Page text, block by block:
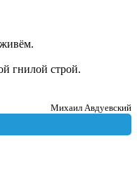
гнилой строй.
Михаил Авдуевский